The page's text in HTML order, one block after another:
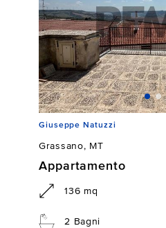
Giuseppe Natuzzi
Grassano, MT
Appartamento
136 mq
2 Bagni